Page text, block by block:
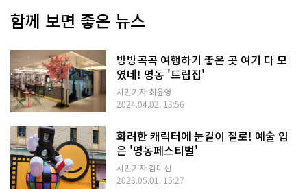
함께 보면 좋은 뉴스
방방곡곡 여행하기 좋은 곳 여기 다 모
였네! 명동 '트립집'
시민기자 최윤영
2024.04.02. 13:56
화려한 캐릭터에 눈길이 절로! 예술 입
은 '명동페스티벌'
시민기자 김미선
2023.05.01. 15:27